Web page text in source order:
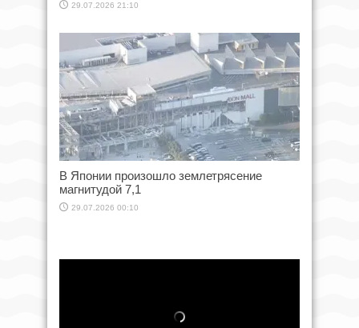
29.07.2026 21:10
В Японии произошло землетрясение
магнитудой 7,1
29.07.2026 00:10